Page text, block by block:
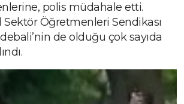
polis müdahale etti.
Sektör Öğretmenleri Sendikası
de olduğu çok sayıda